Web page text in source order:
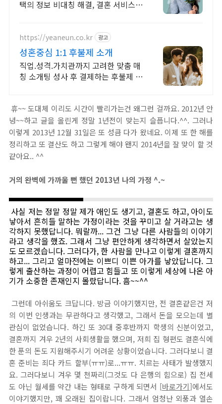
택의 정보 비대칭 해결, 결혼 서비스의
https://yeaneun.co.kr 광고
성혼중심 1:1 후불제 소개
직업.성격.가치관까지 고려한 맞춤 매
칭 소개팅 성사 후 결제하는 후불제 시
휴~~ 도대체 이리도 시간이 빨리가는건 왜그런 걸까요. 2012년 안
녕~~하고 글을 올린게 정말 1년전이 맞는지 슬픕니다.^^. 그러나
이렇게 2013년 12월 31일은 또 성큼 다가 왔네요. 이제 또 한 해를
정리하고 또 결산도 하고 그렇게 해야 왠지 2014년을 잘 맞이 할 것
같아요.. ^^
거의 완벽에 가까울 뻔 했던 2013년 나의 가정 ^.~
사실 저는 정말 정말 제가 애인도 생기고, 결혼도 하고, 아이도
낳아서 흔히들 말하는 가정이라는 것을 꾸미고 살 거라고는 생
각하지 못했답니다. 뭐랄까... 그건 그냥 다른 사람들의 이야기
라고 생각을 했죠. 그래서 그냥 편안하게 생각하면서 살았는지
도 모르겠습니다. 그러다가, 한 사람을 만나고 이렇게 결혼까지
하고... 그리고 얼마전에는 이쁘디 이쁜 아가를 낳았답니다. 그
렇게 출산하는 과정이 어렵고 힘들고 또 이렇게 세상에 나온 아
기가 소중한 존재인지 몰랐답니다. 흠~~^^
그런데 아쉬움도 크답니다. 방금 이야기했지만, 전 결혼같은건 저
의 이번 인생과는 무관하다고 생각했고, 그래서 돈을 모으는데 별
관심이 없었습니다. 하긴 또 30대 중후반까지 학생의 신분이었고,
결혼까지 겨우 2년의 사회생활을 했으며, 저희 집 형편도 결혼식에
한 푼의 돈도 지원해주시기 어려운 상황이었습니다. 그러다보니 결
혼 준비는 죄다 카드 할부(ㅠㅠ)로...ㅠㅠ. 치르는 사태가 발생했지
요. 그러다보니 겨우 몇 천짜리(그것도 다 은행의 힘으로) 집 전세
도 아닌 월세를 약간 내는 형태로 구하게 되면서 [바로가기]에서도
이야기했지만, 꽤 오래된 집이랍니다. 그래서 엄청난 외풍과 열손